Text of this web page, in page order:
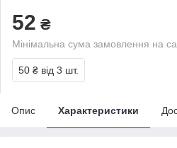
52 ₴
Мінімальна сума замовлення на
50 ₴ від 3 шт.
Опис Характеристики